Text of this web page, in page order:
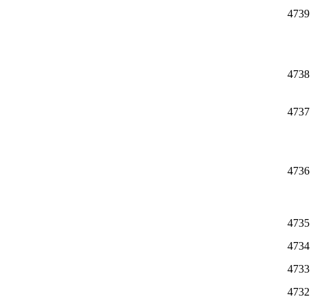
4739
4738
4737
4736
4735
4734
4733
4732